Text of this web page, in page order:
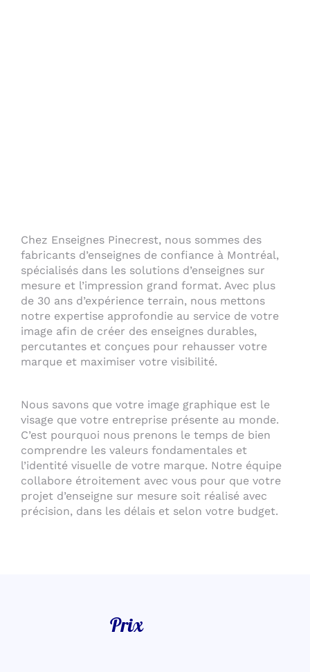
Chez Enseignes Pinecrest, nous sommes des
fabricants d’enseignes de confiance à Montréal,
spécialisés dans les solutions d’enseignes sur
mesure et l’impression grand format. Avec plus
de 30 ans d’expérience terrain, nous mettons
notre expertise approfondie au service de votre
image afin de créer des enseignes durables,
percutantes et conçues pour rehausser votre
marque et maximiser votre visibilité.
Nous savons que votre image graphique est le
visage que votre entreprise présente au monde.
C’est pourquoi nous prenons le temps de bien
comprendre les valeurs fondamentales et
l’identité visuelle de votre marque. Notre équipe
collabore étroitement avec vous pour que votre
projet d’enseigne sur mesure soit réalisé avec
précision, dans les délais et selon votre budget.
Prix